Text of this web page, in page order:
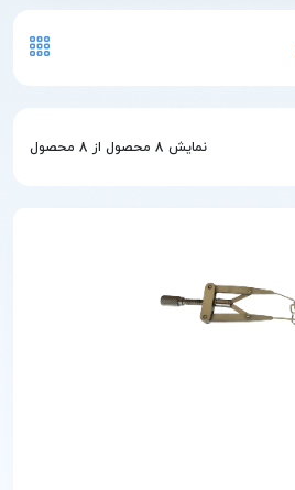
نمایش 8 محصول از 8 محصول